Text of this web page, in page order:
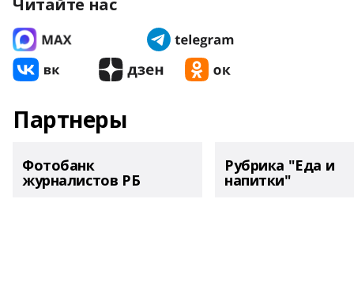
Читайте нас
Партнеры
Фотобанк
журналистов РБ
Рубрика "Еда и
напитки"